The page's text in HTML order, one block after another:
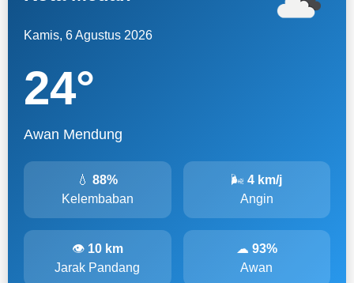
Kamis, 6 Agustus 2026
24°
Awan Mendung
💧88%
Kelembaban
🌬4 km/j
Angin
👁 10 km
Jarak Pandang
☁ 93%
Awan